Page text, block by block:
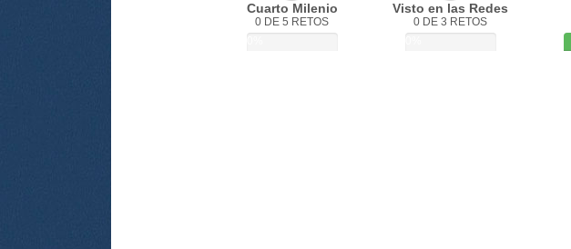
Cuarto Milenio
0 DE 5 RETOS
Visto en las Redes
0 DE 3 RETOS